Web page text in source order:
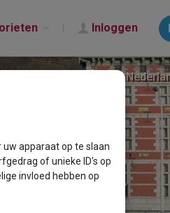
Inloggen
apparaat op te slaan
of unieke ID's op
invloed hebben op